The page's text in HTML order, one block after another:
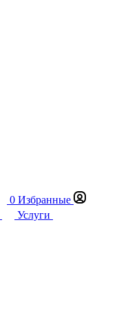
0 Избранные
Услуги